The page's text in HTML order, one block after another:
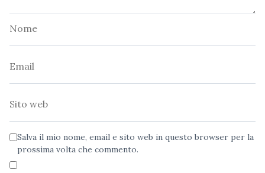
Salva il mio nome, email e sito web in questo browser per la
prossima volta che commento.